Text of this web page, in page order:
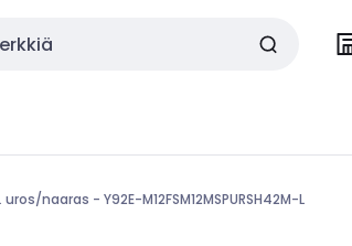
naaras - Y92E-M12FSM12MSPURSH42M-L